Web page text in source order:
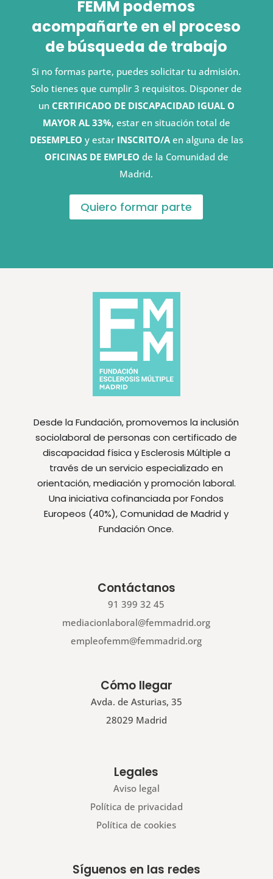
FEMM podemos
acompañarte en el proceso
de búsqueda de trabajo
Si no formas parte, puedes solicitar tu admisión.
Solo tienes que cumplir 3 requisitos. Disponer de
un CERTIFICADO DE DISCAPACIDAD IGUAL O
MAYOR AL 33%, estar en situación total de
DESEMPLEO y estar INSCRITO/Aen alguna de las
OFICINAS DE EMPLEO de la Comunidad de
Madrid.
Quiero formar parte
Desde la Fundación, promovemos la inclusión
sociolaboral de personas con certificado de
discapacidad física y Esclerosis Múltiple a
través de un servicio especializado en
orientación, mediación y promoción laboral.
Una iniciativa cofinanciada por Fondos
Europeos (40%), Comunidad de Madrid y
Fundación Once.
Contáctanos
91 399 32 45
mediacionlaboral@femmadrid.org
empleofemm@femmadrid.org
Cómo llegar
Avda. de Asturias, 35
28029 Madrid
Legales
Aviso legal
Política de privacidad
Política de cookies
Síguenos en las redes